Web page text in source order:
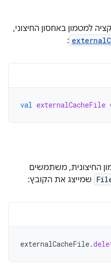
למטמון באחסון החיצוני,
:
val externalCacheFile
החיצונית, משתמשים
שמייצג את הקובץ:
externalCacheFile.